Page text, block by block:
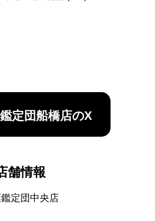
定団船橋店のX
舗情報
定団中央店